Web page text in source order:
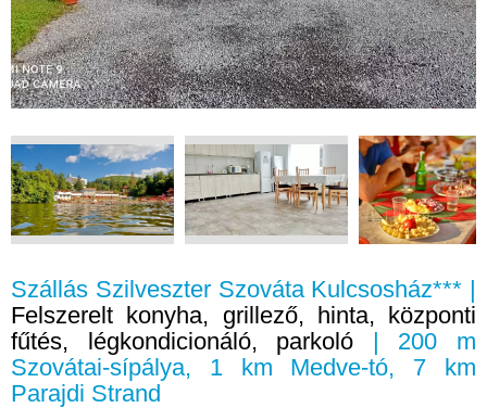
Szállás Szilveszter Szováta Kulcsosház*** |
Felszerelt konyha, grillező, hinta, központi
fűtés, légkondicionáló, parkoló | 200 m
Szovátai-sípálya, 1 km Medve-tó, 7 km
Parajdi Strand